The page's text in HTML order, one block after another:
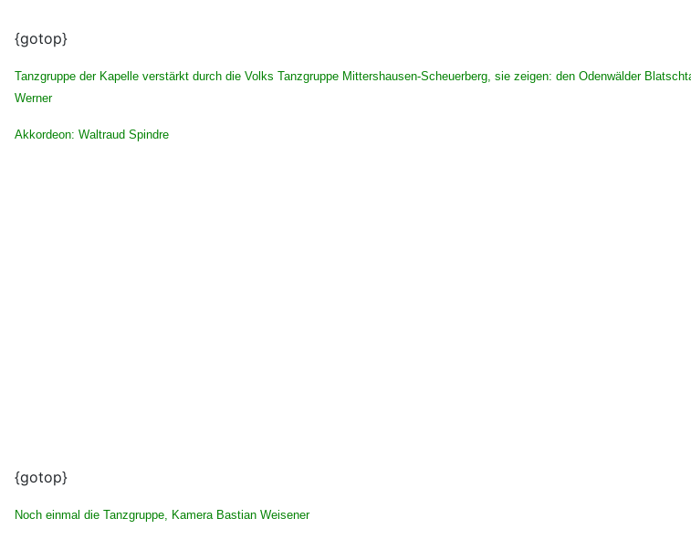
{gotop}
Tanzgruppe der Kapelle verstärkt durch die Volks Tanzgruppe Mittershausen-Scheuerberg, sie zeigen: den Odenwälder
Werner
Akkordeon: Waltraud Spindre
{gotop}
Noch einmal die Tanzgruppe, Kamera Bastian Weisener